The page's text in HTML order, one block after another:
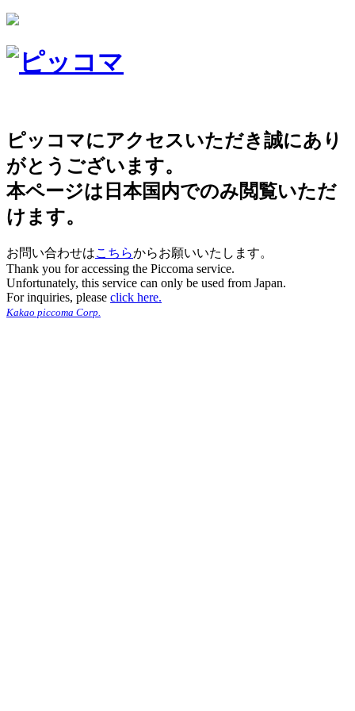
ピッコマにアクセスいただき誠にあり
がとうございます。
本ページは日本国内でのみ閲覧いただ
けます。
お問い合わせはこちらからお願いいたします。
Thank you for accessing the Piccoma service.
Unfortunately, this service can only be used from Japan.
For inquiries, please click here.
Kakao piccoma Corp.